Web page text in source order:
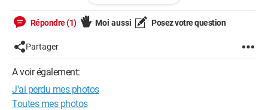
Répondre (1) Moi aussi Posez votre question
Partager
A voir également:
J'ai perdu mes photos
Toutes mes photos